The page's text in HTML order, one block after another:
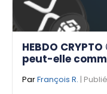
HEBDO
peut-elle
ParFrançois R. |